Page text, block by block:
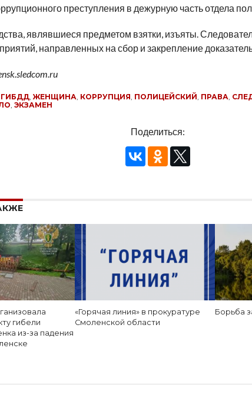
преступления в дежурную часть отдела
являвшиеся предметом взятки, изъяты.
направленных на сбор и закрепление
ГИБДД, ЖЕНЩИНА, КОРРУПЦИЯ, ПОЛИЦЕЙСКИЙ, ПРАВА,
, ЭКЗАМЕН
Поделиться:
гибели
из-за падения
«Горячая линия» в прокуратуре
Смоленской области
Борьба